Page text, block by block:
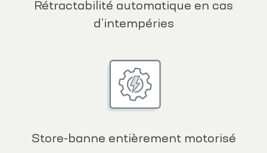
Rétractabilité automatique en cas
d’intempéries
Store-banne entièrement motorisé